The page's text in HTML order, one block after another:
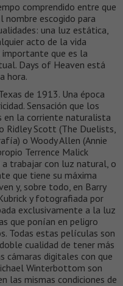
comprendido entre que
nombre escogido para
una luz estática,
acto de la vida
que es la
Days of Heaven está
hora.
de 1913. Una época
Sensación que los
en la corriente naturalista
Ridley Scott (The Duelists,
o Woody Allen (Annie
Terrence Malick
a trabajar con luz natural, o
que tiene su máxima
y, sobre todo, en Barry
y fotografiada por
exclusivamente a la luz
que ponían en peligro
Todas estas películas son
cualidad de tener más
cámaras digitales con que
Winterbottom son
las mismas condiciones de